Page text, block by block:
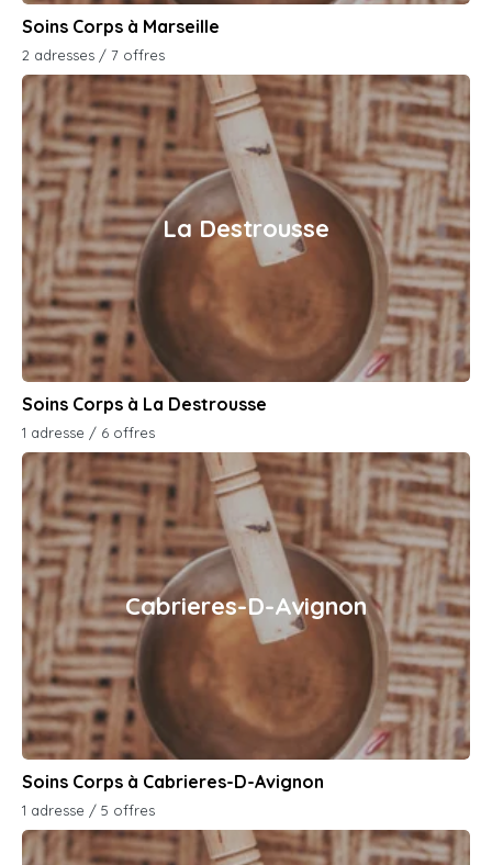
Soins Corps à Marseille
2 adresses / 7 offres
La Destrousse
Soins Corps à La Destrousse
1 adresse / 6 offres
Cabrieres-D-Avignon
Soins Corps à Cabrieres-D-Avignon
1 adresse / 5 offres